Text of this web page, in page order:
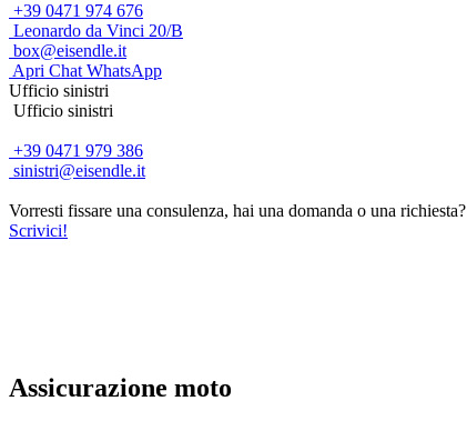
+39 0471 974 676
Leonardo da Vinci 20/B
box@eisendle.it
Apri Chat WhatsApp
Ufficio sinistri
Ufficio sinistri
+39 0471 979 386
sinistri@eisendle.it
Vorresti fissare una consulenza, hai una domanda o una richiesta?
Scrivici!
Assicurazione moto